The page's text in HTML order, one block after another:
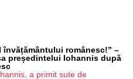
învățământului românesc!” –
președintelui Iohannis după
a primit sute de